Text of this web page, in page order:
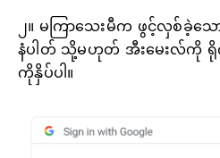
၂။ မကြာသေးမီက ဖွင့်လှစ်ခဲ့သေ
နံပါတ် သို့မဟုတ် အီးမေးလ်ကို ရို
ကိုနှိပ်ပါ။